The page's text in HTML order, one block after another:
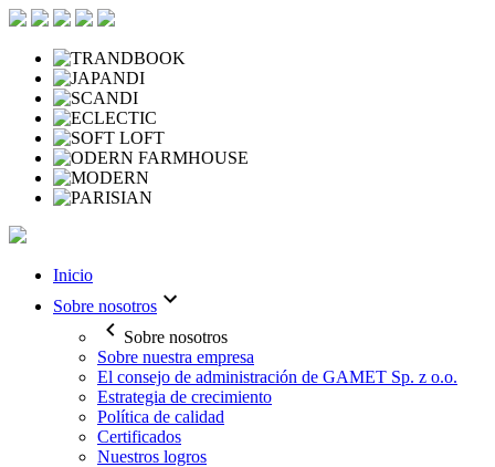
Inicio
Sobre nosotros
Sobre nosotros
Sobre nuestra empresa
El consejo de administración de GAMET Sp. z o.o.
Estrategia de crecimiento
Política de calidad
Certificados
Nuestros logros